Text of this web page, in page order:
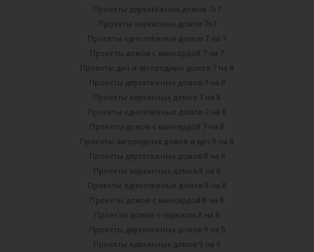
Проекты двухэтажных домов 7х7
Проекты каркасных домов 7х7
Проекты одноэтажных домов 7 на 7
Проекты домов с мансардой 7 на 7
Проекты дач и загородных домов 7 на 8
Проекты двухэтажных домов 7 на 8
Проекты каркасных домов 7 на 8
Проекты одноэтажных домов 7 на 8
Проекты домов с мансардой 7 на 8
Проекты загородных домов и дач 8 на 8
Проекты двухэтажных домов 8 на 8
Проекты каркасных домов 8 на 8
Проекты одноэтажных домов 8 на 8
Проекты домов с мансардой 8 на 8
Проекты домов с гаражом 8 на 8
Проекты двухэтажных домов 9 на 9
Проекты каркасных домов 9 на 9